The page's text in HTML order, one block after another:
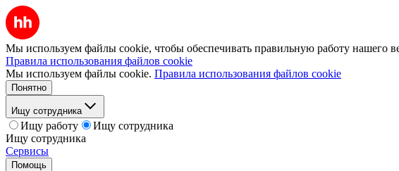
Мы используем файлы cookie, чтобы обеспечивать правильную работу нашего
Правила использования файлов cookie
Мы используем файлы cookie. Правила использования файлов cookie
Понятно
Ищу сотрудника
Ищу работу
Ищу сотрудника
Ищу сотрудника
Сервисы
Помощь